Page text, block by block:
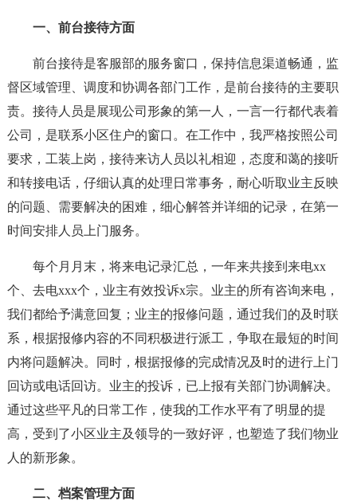
一、前台接待方面
前台接待是客服部的服务窗口，保持信息渠道畅通，监
督区域管理、调度和协调各部门工作，是前台接待的主要职
责。接待人员是展现公司形象的第一人，一言一行都代表着
公司，是联系小区住户的窗口。在工作中，我严格按照公司
要求，工装上岗，接待来访人员以礼相迎，态度和蔼的接听
和转接电话，仔细认真的处理日常事务，耐心听取业主反映
的问题、需要解决的困难，细心解答并详细的记录，在第一
时间安排人员上门服务。
每个月月末，将来电记录汇总，一年来共接到来电xx
个、去电xxx个，业主有效投诉x宗。业主的所有咨询来电，
我们都给予满意回复；业主的报修问题，通过我们的及时联
系，根据报修内容的不同积极进行派工，争取在最短的时间
内将问题解决。同时，根据报修的完成情况及时的进行上门
回访或电话回访。业主的投诉，已上报有关部门协调解决。
通过这些平凡的日常工作，使我的工作水平有了明显的提
高，受到了小区业主及领导的一致好评，也塑造了我们物业
人的新形象。
二、档案管理方面